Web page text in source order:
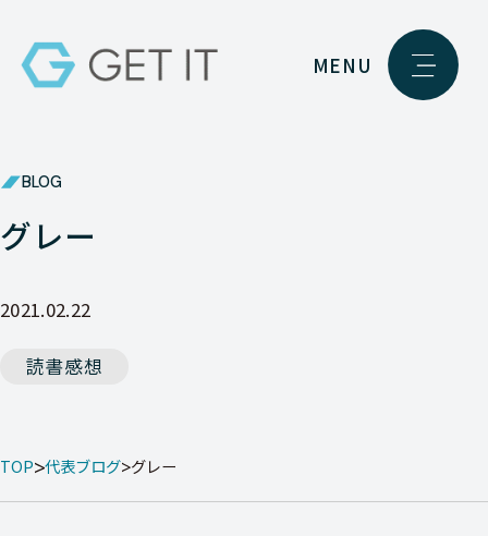
MENU
BLOG
グレー
2021.02.22
読書感想
TOP 代表ブログ グレー